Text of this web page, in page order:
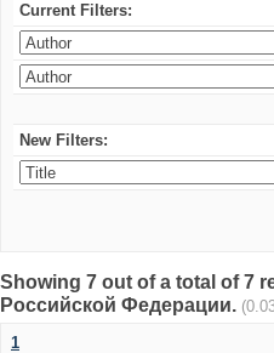
Current Filters:
New Filters:
Showing 7 out of a total of 7
Российской Федерации.
1